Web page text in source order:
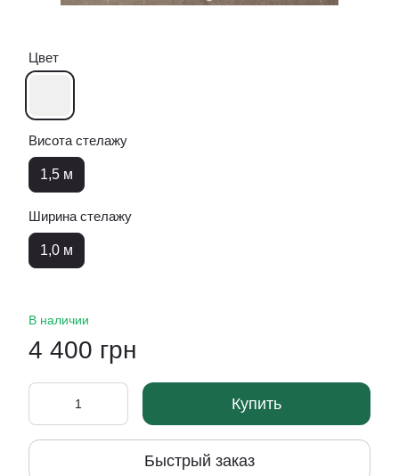
Цвет
Висота стелажу
1,5 м
Ширина стелажу
1,0 м
В наличии
4 400 грн
Купить
Быстрый заказ